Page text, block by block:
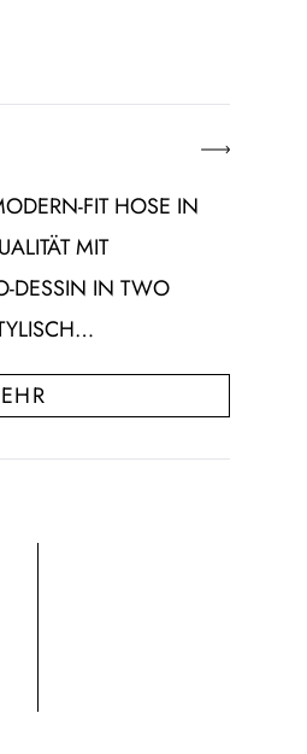
FIT HOSE IN
MIT
DESSIN IN TWO